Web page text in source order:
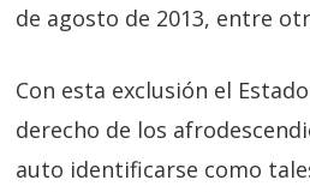
de agosto de 2013, entre
Con esta exclusión el
derecho de los
auto identificarse como